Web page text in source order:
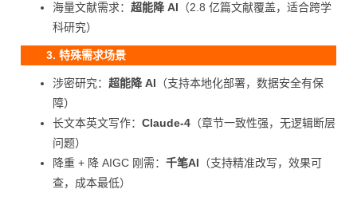
海量文献需求： 超能降 AI （2.8 亿篇文献覆盖，适合跨学
科研究）
3. 特殊需求场景
涉密研究： 超能降 AI （支持本地化部署，数据安全有保
障）
长文本英文写作： Claude-4 （章节一致性强，无逻辑断层
问题）
降重 + 降 AIGC 刚需： 千笔AI （支持精准改写，效果可
查，成本最低）